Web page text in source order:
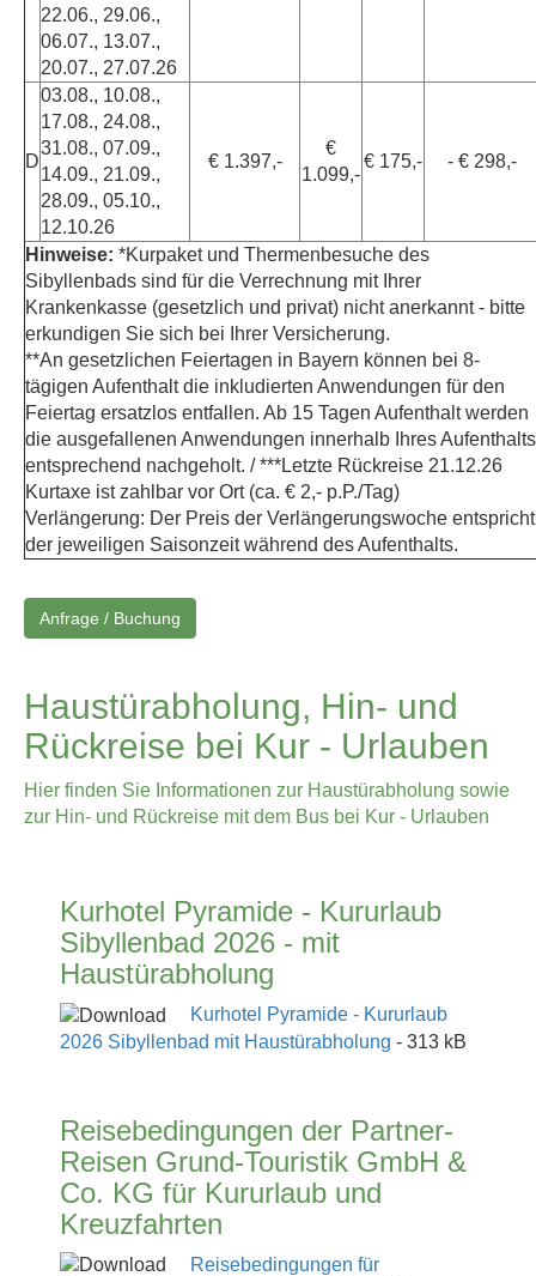
22.06., 29.06.,
06.07., 13.07.,
20.07., 27.07.26
D
03.08., 10.08.,
17.08., 24.08.,
31.08., 07.09.,
14.09., 21.09.,
28.09., 05.10.,
12.10.26
€ 1.397,-
€
1.099,-
€ 175,- - € 298,-
Hinweise: *Kurpaket und Thermenbesuche des
Sibyllenbads sind für die Verrechnung mit Ihrer
Krankenkasse (gesetzlich und privat) nicht anerkannt - bitte
erkundigen Sie sich bei Ihrer Versicherung.
**An gesetzlichen Feiertagen in Bayern können bei 8-
tägigen Aufenthalt die inkludierten Anwendungen für den
Feiertag ersatzlos entfallen. Ab 15 Tagen Aufenthalt werden
die ausgefallenen Anwendungen innerhalb Ihres Aufenthalts
entsprechend nachgeholt. / ***Letzte Rückreise 21.12.26
Kurtaxe ist zahlbar vor Ort (ca. € 2,- p.P./Tag)
Verlängerung: Der Preis der Verlängerungswoche entspricht
der jeweiligen Saisonzeit während des Aufenthalts.
Anfrage / Buchung
Haustürabholung, Hin- und
Rückreise bei Kur - Urlauben
Hier finden Sie Informationen zur Haustürabholung sowie
zur Hin- und Rückreise mit dem Bus bei Kur - Urlauben
Kurhotel Pyramide - Kururlaub
Sibyllenbad 2026 - mit
Haustürabholung
Kurhotel Pyramide - Kururlaub
2026 Sibyllenbad mit Haustürabholung - 313 kB
Reisebedingungen der Partner-
Reisen Grund-Touristik GmbH &
Co. KG für Kururlaub und
Kreuzfahrten
Reisebedingungen für